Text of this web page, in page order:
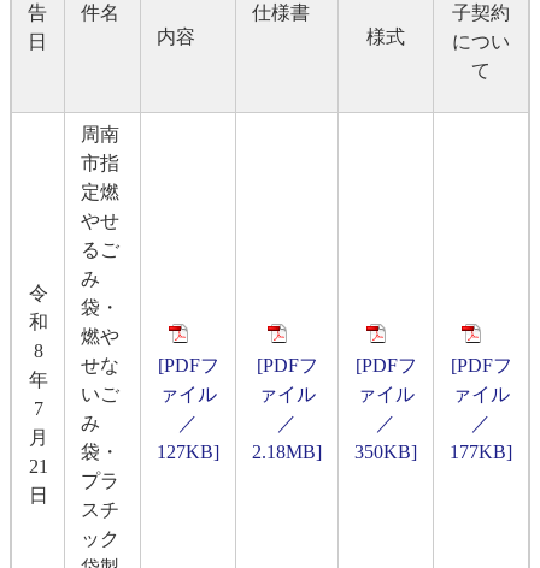
告
日
件名
内容
仕様書
様式
子契約
につい
て
令
和
8
年
7
月
21
日
周南
市指
定燃
やせ
るご
み
袋・
燃や
せな
いご
み
袋・
プラ
スチ
ック
[PDFフ
ァイル
／
127KB]
[PDFフ
ァイル
／
2.18MB]
[PDFフ
ァイル
／
350KB]
[PDFフ
ァイル
／
177KB]